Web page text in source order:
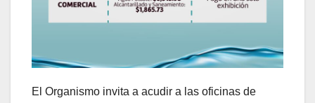
El Organismo invita a acudir a las oficinas de